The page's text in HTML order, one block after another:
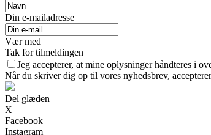
Din e-mailadresse
Vær med
Tak for tilmeldingen
Jeg accepterer, at mine oplysninger håndteres i
Når du skriver dig op til vores nyhedsbrev,
Del glæden
X
Facebook
Instagram